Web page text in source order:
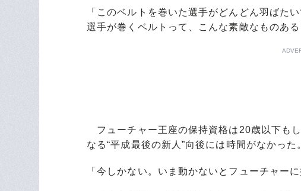
「このベルトを巻いた選手がどんどん羽ばた
選手が巻くベルトって、こんな素敵なものある
フューチャー王座の保持資格は20歳以下も
なる“平成最後の新人”向後には時間がなかった
「今しかない。いま動かないとフューチャーに